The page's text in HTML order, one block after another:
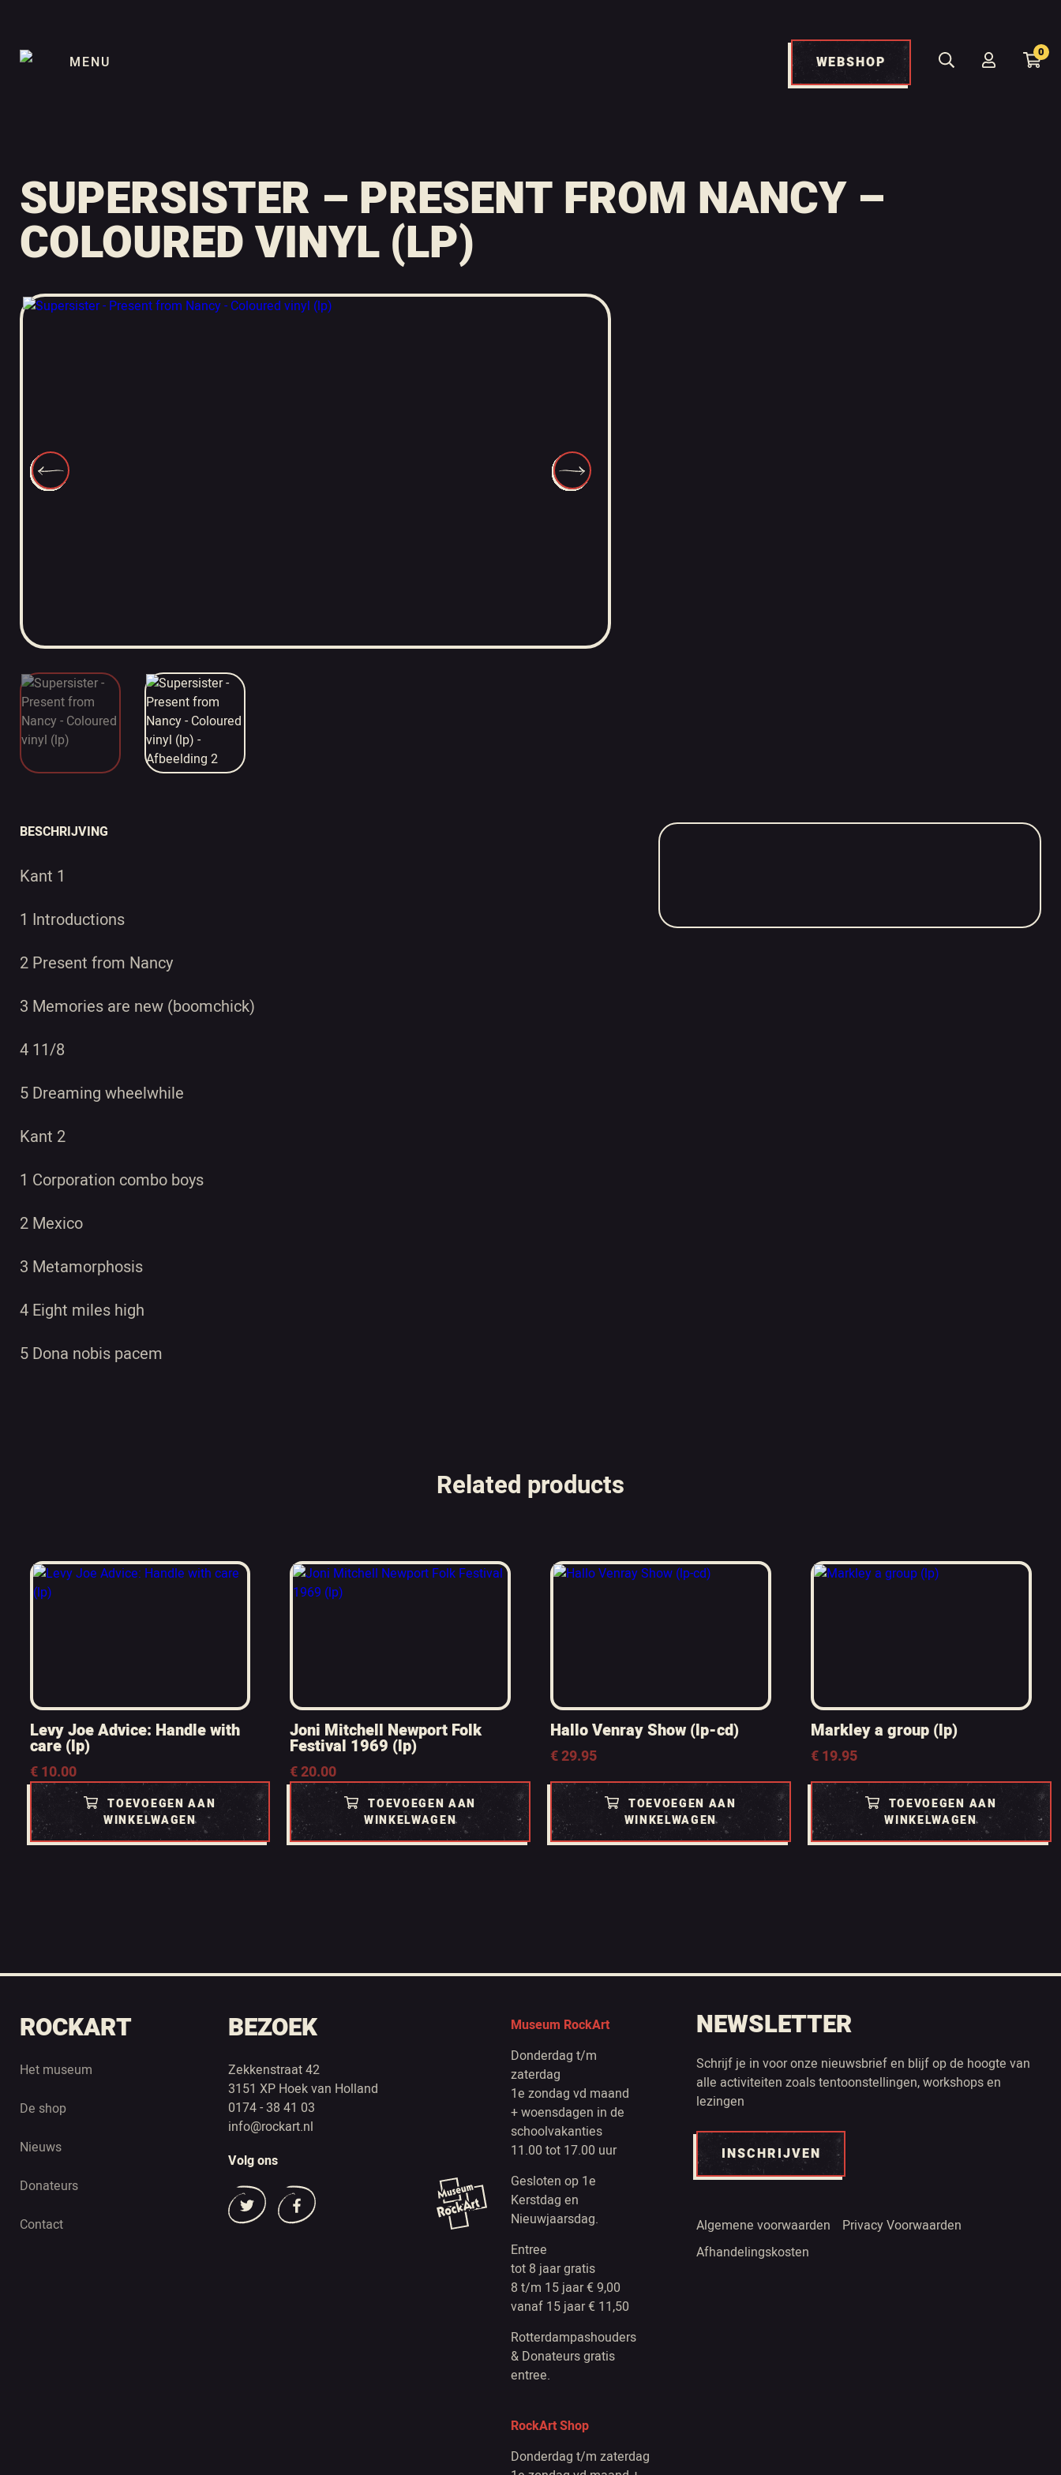
MENU WEBSHOP
0
SUPERSISTER – PRESENT FROM NANCY –
COLOURED VINYL (LP)
BESCHRIJVING
Kant 1
1 Introductions
2 Present from Nancy
3 Memories are new (boomchick)
4 11/8
5 Dreaming wheelwhile
Kant 2
1 Corporation combo boys
2 Mexico
3 Metamorphosis
4 Eight miles high
5 Dona nobis pacem
Related products
Levy Joe Advice: Handle with
care (lp)
€10.00
TOEVOEGEN AAN
WINKELWAGEN
Joni Mitchell Newport Folk
Festival 1969 (lp)
€20.00
TOEVOEGEN AAN
WINKELWAGEN
Hallo Venray Show (lp-cd)
€29.95
TOEVOEGEN AAN
WINKELWAGEN
Markley a group (lp)
€19.95
TOEVOEGEN AAN
WINKELWAGEN
ROCKART
Het museum
De shop
Nieuws
Donateurs
Contact
BEZOEK
Zekkenstraat 42
3151 XP Hoek van Holland
0174 - 38 41 03
info@rockart.nl
Volg ons
Museum RockArt
Donderdag t/m
zaterdag
1e zondag vd maand
+ woensdagen in de
schoolvakanties
11.00 tot 17.00 uur
Gesloten op 1e
Kerstdag en
Nieuwjaarsdag.
Entree
tot 8 jaar gratis
8 t/m 15 jaar € 9,00
vanaf 15 jaar € 11,50
Rotterdampashouders
& Donateurs gratis
entree.
RockArt Shop
Donderdag t/m zaterdag
NEWSLETTER
Schrijf je in voor onze nieuwsbrief en blijf op de hoogte van
alle activiteiten zoals tentoonstellingen, workshops en
lezingen
INSCHRIJVEN
Algemene voorwaarden
Privacy Voorwaarden
Afhandelingskosten